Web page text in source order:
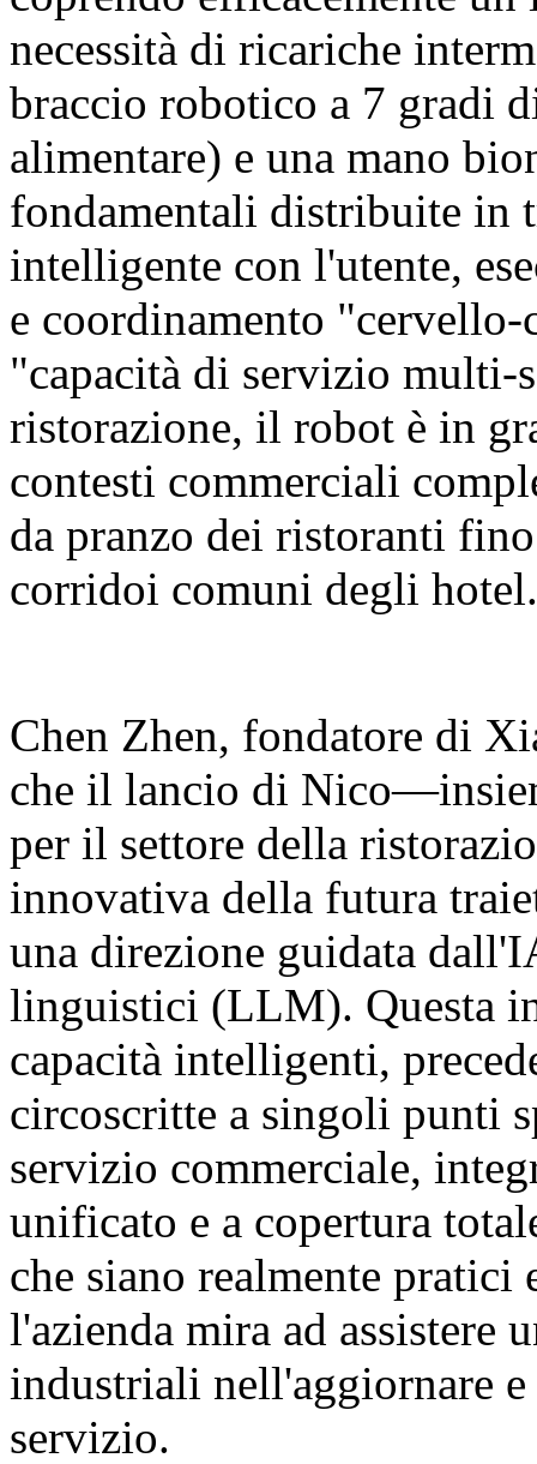
necessità di ricariche
braccio robotico a 7 gradi
alimentare) e una mano
fondamentali distribuite in
intelligente con l'utente,
e coordinamento
"capacità di servizio multi-
ristorazione, il robot è in
contesti commerciali
da pranzo dei ristoranti
corridoi comuni degli hotel.
Chen Zhen, fondatore di
che il lancio di
per il settore della
innovativa della futura
una direzione guidata
linguistici (LLM). Questa
capacità intelligenti,
circoscritte a singoli punti
servizio commerciale,
unificato e a copertura
che siano realmente pratici
l'azienda mira ad assistere
industriali nell'aggiornare
servizio.